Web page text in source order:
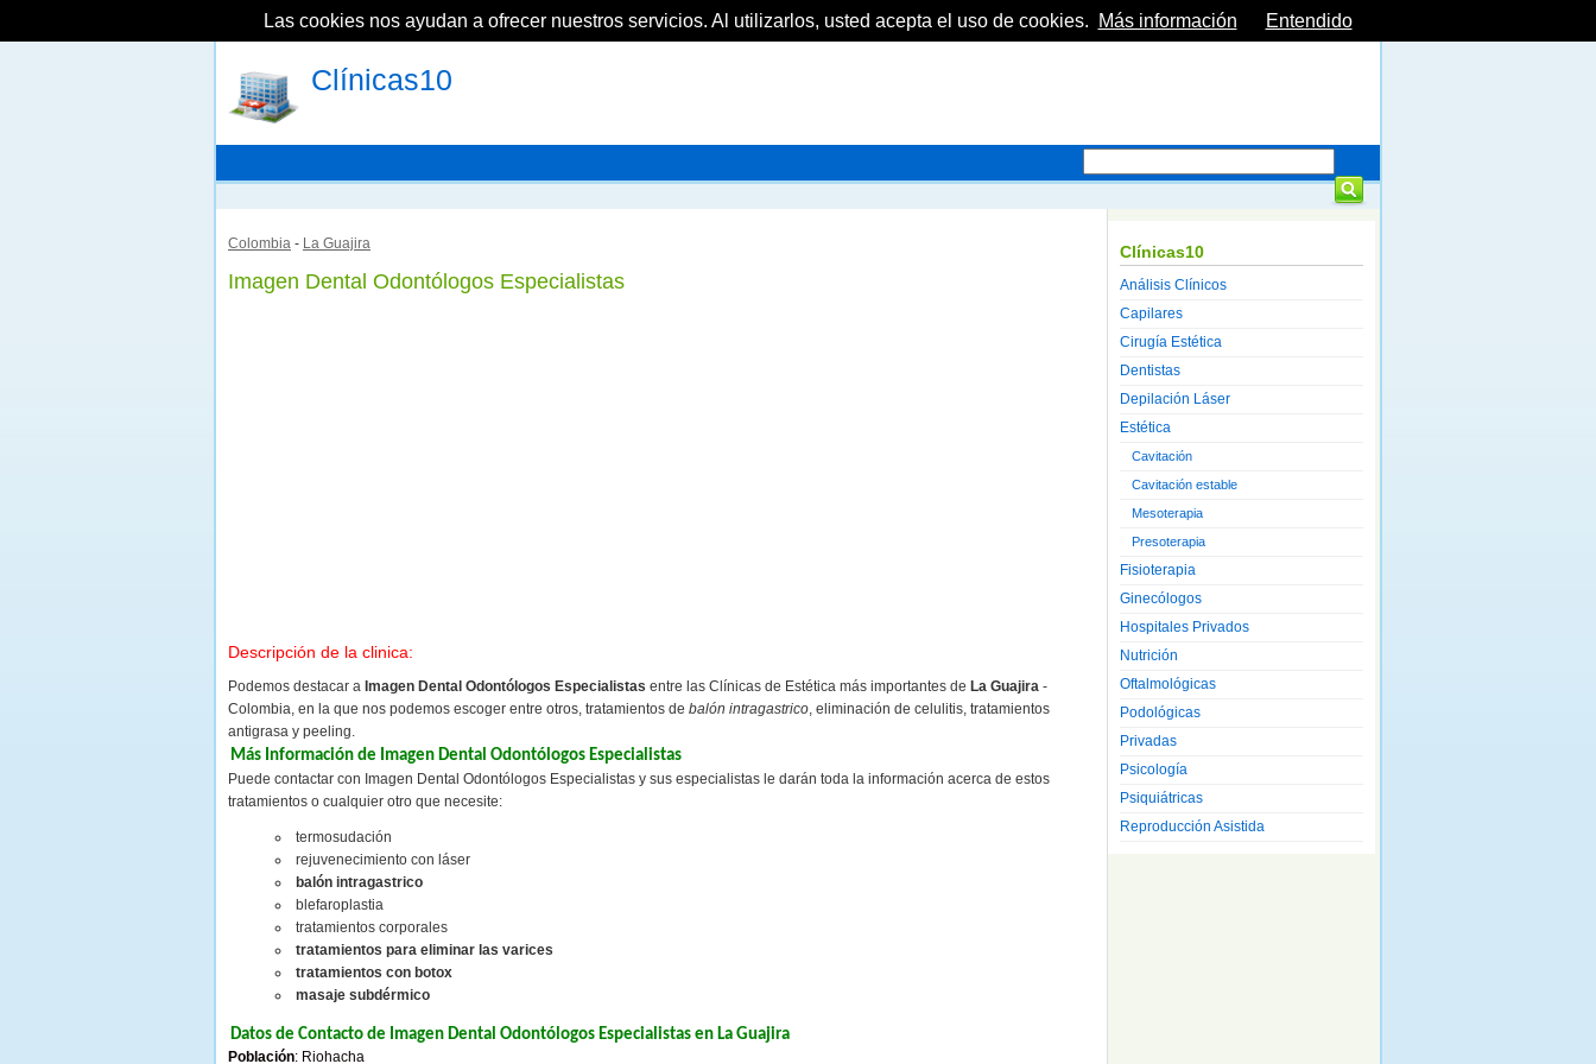
Clínicas10
Colombia - La Guajira
Imagen Dental Odontólogos Especialistas
Descripción de la clinica:
Podemos destacar a Imagen Dental Odontólogos Especialistas entre las Clínicas de Estética más importantes de La Guajira -
Colombia, en la que nos podemos escoger entre otros, tratamientos de balón intragastrico, eliminación de celulitis, tratamientos
antigrasa y peeling.
Más Información de Imagen Dental Odontólogos Especialistas
Puede contactar con Imagen Dental Odontólogos Especialistas y sus especialistas le darán toda la información acerca de estos
tratamientos o cualquier otro que necesite:
termosudación
rejuvenecimiento con láser
balón intragastrico
blefaroplastia
tratamientos corporales
tratamientos para eliminar las varices
tratamientos con botox
masaje subdérmico
Datos de Contacto de Imagen Dental Odontólogos Especialistas en La Guajira
Población: Riohacha
Clínicas10
Análisis Clínicos
Capilares
Cirugía Estética
Dentistas
Depilación Láser
Estética
Cavitación
Cavitación estable
Mesoterapia
Presoterapia
Fisioterapia
Ginecólogos
Hospitales Privados
Nutrición
Oftalmológicas
Podológicas
Privadas
Psicología
Psiquiátricas
Reproducción Asistida
Las cookies nos ayudan a ofrecer nuestros servicios. Al utilizarlos, usted acepta el uso de cookies. Más información Entendido